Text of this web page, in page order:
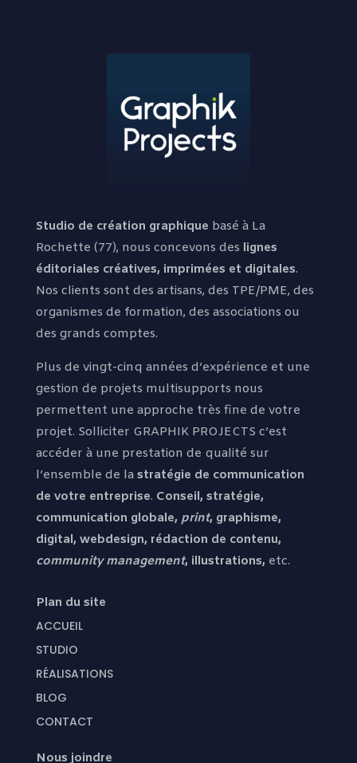
Studio de création graphique basé à La
Rochette (77), nous concevons des lignes
éditoriales créatives, imprimées et digitales.
Nos clients sont des artisans, des TPE/PME, des
organismes de formation, des associations ou
des grands comptes.
Plus de vingt-cinq années d’expérience et une
gestion de projets multisupports nous
permettent une approche très fine de votre
projet. Solliciter GRAPHIK PROJECTS c’est
accéder à une prestation de qualité sur
l’ensemble de la stratégie de communication
de votre entreprise. Conseil, stratégie,
communication globale, print, graphisme,
digital, webdesign, rédaction de contenu,
community management, illustrations, etc.
Plan du site
ACCUEIL
STUDIO
RÉALISATIONS
BLOG
CONTACT
Nous joindre